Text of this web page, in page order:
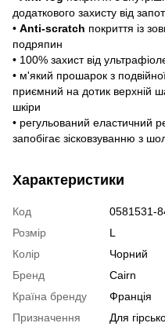
додаткового захисту від
• Anti-scratch покриття із
подряпин
• 100% захист від
• м'який прошарок з
приємний на дотик верхній
шкіри
• регульований еластичний
запобігає зісковзуванню з
Характеристики
Код
0581531-
Розмір
L
Колір
Чорний
Бренд
Cairn
Країна бренду
Франція
Призначення
Для